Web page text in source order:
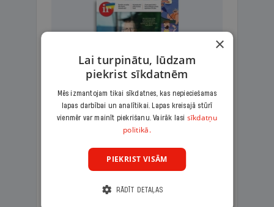
KOMPLEKTS IR + LASIS
Ģimenes komplekts – aizraujošs
lasāmžurnāls bērniem un analītiska
lasāmviela vecākiem.
×
Lai turpinātu, lūdzam
piekrist sīkdatnēm
Mēs izmantojam tikai sīkdatnes, kas nepieciešamas
lapas darbībai un analītikai. Lapas kreisajā stūrī
vienmēr var mainīt piekrišanu. Vairāk lasi sīkdatņu
politikā.
PIEKRIST VISĀM
RĀDĪT DETAĻAS